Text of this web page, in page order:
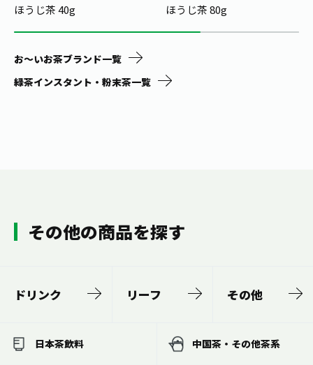
ほうじ茶 40g
ほうじ茶 80g
お～いお茶ブランド一覧
緑茶インスタント・粉末茶一覧
その他の商品を探す
ドリンク リーフ その他
日本茶飲料 中国茶・その他茶系